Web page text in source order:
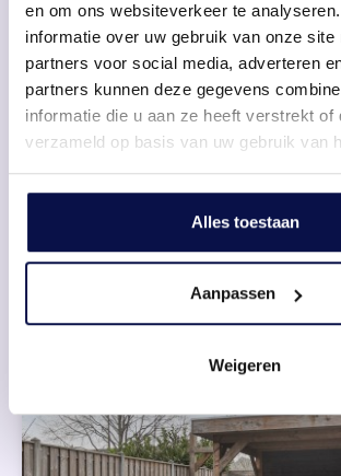
en om ons websiteverkeer te
informatie over uw gebruik van onze site
partners voor social media, adverteren
partners kunnen deze gegevens
informatie die u aan ze heeft verstrekt of
verzameld op basis van uw gebruik van
Alles toestaan
Aanpassen
Weigeren
Hoe deel jij het in?